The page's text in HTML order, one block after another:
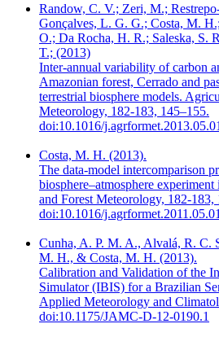
Randow, C. V.; Zeri, M.;
Gonçalves, L. G. G.; Costa, M.
O.; Da Rocha, H. R.; Saleska, S.
T.; (2013)
Inter-annual variability of carbon
Amazonian forest, Cerrado and
terrestrial biosphere models.
Meteorology, 182-183, 145–155.
doi:10.1016/
Costa, M. H. (2013).
The data-model intercomparison
biosphere–atmosphere
and Forest Meteorology, 182-183,
doi:10.1016/
Cunha, A. P. M. A., Alvalá, R. C.
M. H., & Costa, M. H. (2013).
Calibration and Validation of the
Simulator (IBIS) for a Brazilian
Applied Meteorology and
doi:10.1175/JAMC-D-12-0190.1